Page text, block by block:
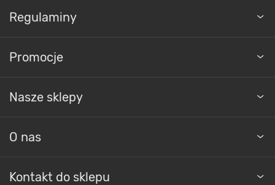
Regulaminy
Promocje
Nasze sklepy
O nas
Kontakt do sklepu